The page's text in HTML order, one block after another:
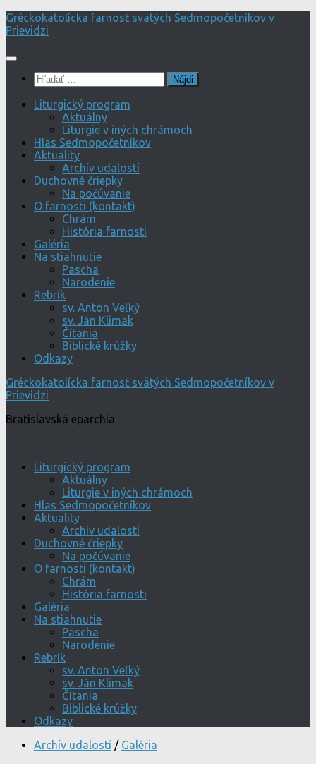
Preskočiť
na
Gréckokatolícka farnosť svätých Sedmopočetníkov v
Prievidzi
Hľadať:
Liturgický program
Aktuálny
Liturgie v iných chrámoch
Hlas Sedmopočetníkov
Aktuality
Archív udalostí
Duchovné čriepky
Na počúvanie
O farnosti (kontakt)
Chrám
História farnosti
Galéria
Na stiahnutie
Pascha
Narodenie
Rebrík
sv. Anton Veľký
sv. Ján Klimak
Čítania
Biblické krúžky
Odkazy
Gréckokatolícka farnosť svätých Sedmopočetníkov v
Prievidzi
Bratislavská eparchia
Liturgický program
Aktuálny
Liturgie v iných chrámoch
Hlas Sedmopočetníkov
Aktuality
Archív udalostí
Duchovné čriepky
Na počúvanie
O farnosti (kontakt)
Chrám
História farnosti
Galéria
Na stiahnutie
Pascha
Narodenie
Rebrík
sv. Anton Veľký
sv. Ján Klimak
Čítania
Biblické krúžky
Odkazy
Archív udalostí / Galéria